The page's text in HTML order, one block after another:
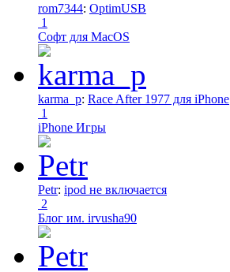
rom7344: OptimUSB
1
Софт для MacOS
karma_p: Race After 1977 для iPhone
1
iPhone Игры
Petr: ipod не включается
2
Блог им. irvusha90